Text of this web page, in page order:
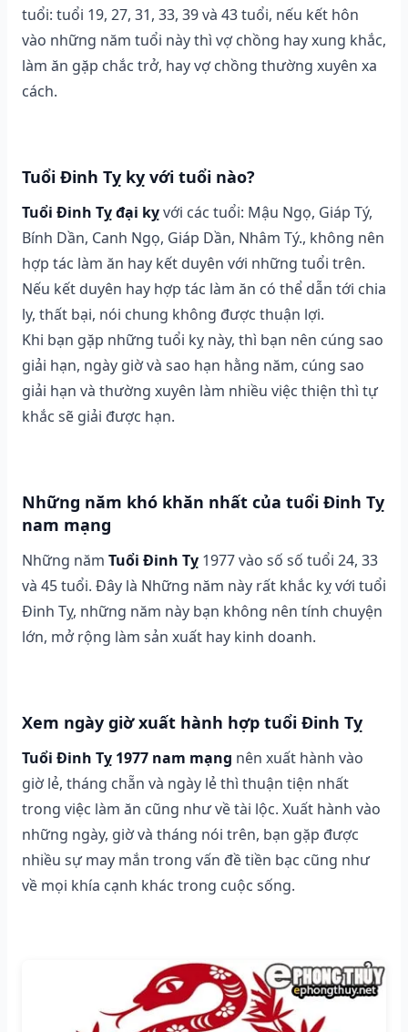
tuổi: tuổi 19, 27, 31, 33, 39 và 43 tuổi, nếu kết hôn
vào những năm tuổi này thì vợ chồng hay xung khắc,
làm ăn gặp chắc trở, hay vợ chồng thường xuyên xa
cách.
Tuổi Đinh Tỵ kỵ với tuổi nào?
Tuổi Đinh Tỵ đại kỵvới các tuổi: Mậu Ngọ, Giáp Tý,
Bính Dần, Canh Ngọ, Giáp Dần, Nhâm Tý., không nên
hợp tác làm ăn hay kết duyên với những tuổi trên.
Nếu kết duyên hay hợp tác làm ăn có thể dẫn tới chia
ly, thất bại, nói chung không được thuận lợi.
Khi bạn gặp những tuổi kỵ này, thì bạn nên cúng sao
giải hạn, ngày giờ và sao hạn hằng năm, cúng sao
giải hạn và thường xuyên làm nhiều việc thiện thì tự
khắc sẽ giải được hạn.
Những năm khó khăn nhất của tuổi Đinh Tỵ
nam mạng
Những năm Tuổi Đinh Tỵ 1977 vào số số tuổi 24, 33
và 45 tuổi. Đây là Những năm này rất khắc kỵ với tuổi
Đinh Tỵ, những năm này bạn không nên tính chuyện
lớn, mở rộng làm sản xuất hay kinh doanh.
Xem ngày giờ xuất hành hợp tuổi Đinh Tỵ
Tuổi Đinh Tỵ 1977 nam mạng nên xuất hành vào
giờ lẻ, tháng chẵn và ngày lẻ thì thuận tiện nhất
trong việc làm ăn cũng như về tài lộc. Xuất hành vào
những ngày, giờ và tháng nói trên, bạn gặp được
nhiều sự may mắn trong vấn đề tiền bạc cũng như
về mọi khía cạnh khác trong cuộc sống.